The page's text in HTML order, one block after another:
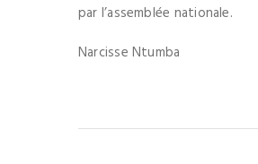
par l’assemblée nationale.
Narcisse Ntumba